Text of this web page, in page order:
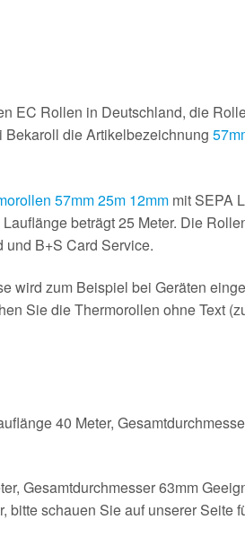
EC Rollen in Deutschland, die
Bekaroll die Artikelbezeichnung
57mm 25m 12mm mit SEPA
beträgt 25 Meter. Die
und B+S Card Service.
wird zum Beispiel bei Geräten
Sie die Thermorollen ohne Text
40 Meter,
Gesamtdurchmesser 63mm
schauen Sie auf unserer Seite